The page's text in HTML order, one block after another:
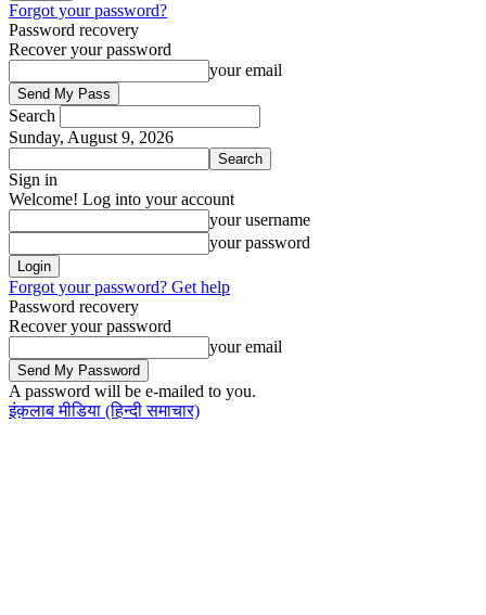
Forgot your password?
Password recovery
Recover your password
your email
Search
Sunday, August 9, 2026
Sign in
Welcome! Log into your account
your username
your password
Forgot your password? Get help
Password recovery
Recover your password
your email
A password will be e-mailed to you.
इंक़लाब मीडिया (हिन्दी समाचार)